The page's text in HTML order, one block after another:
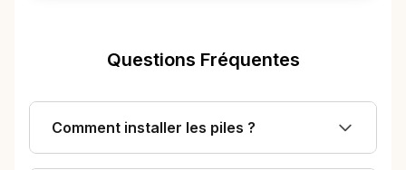
Questions Fréquentes
Comment installer les piles ?